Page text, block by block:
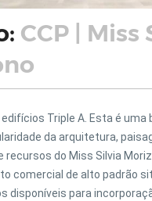
CCP | Miss
Triple A. Esta é uma
da arquitetura,
do Miss Silvia
comercial de alto padrão
disponíveis para